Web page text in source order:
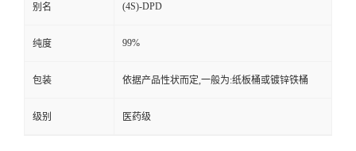
别名 (4S)-DPD
纯度 99%
包装 依据产品性状而定,一般为:纸板桶或镀锌铁桶
级别 医药级